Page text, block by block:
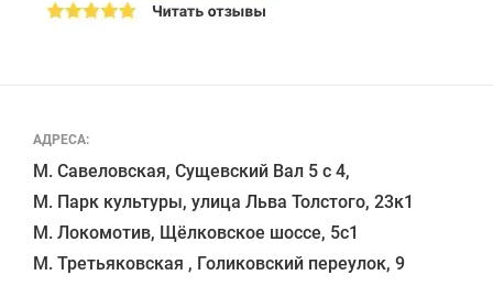
АДРЕСА:
М. Савеловская, Сущевский Вал 5 с 4,
М. Парк культуры, улица Льва Толстого, 23к1
М. Локомотив, Щёлковское шоссе, 5с1